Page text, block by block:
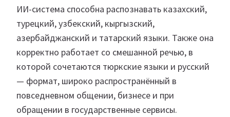
ИИ-система способна распознавать казахский,
турецкий, узбекский, кыргызский,
азербайджанский и татарский языки. Также она
корректно работает со смешанной речью, в
которой сочетаются тюркские языки и русский
— формат, широко распространённый в
повседневном общении, бизнесе и при
обращении в государственные сервисы.